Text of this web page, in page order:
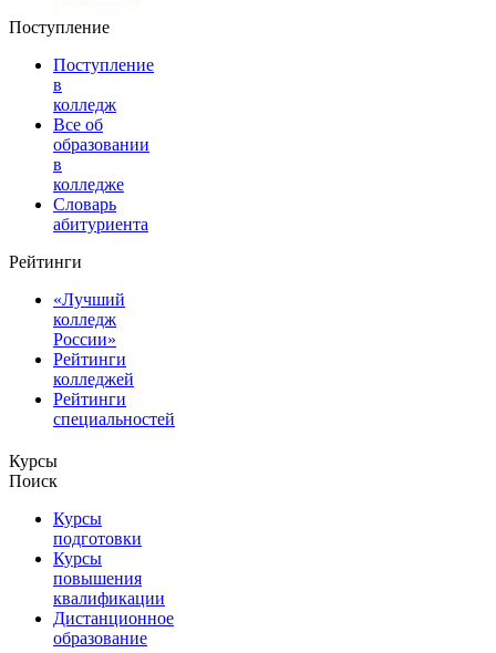
Поступление
Поступление
в
колледж
Все об
образовании
в
колледже
Словарь
абитуриента
Рейтинги
«Лучший
колледж
России»
Рейтинги
колледжей
Рейтинги
специальностей
Курсы
Поиск
Курсы
подготовки
Курсы
повышения
квалификации
Дистанционное
образование